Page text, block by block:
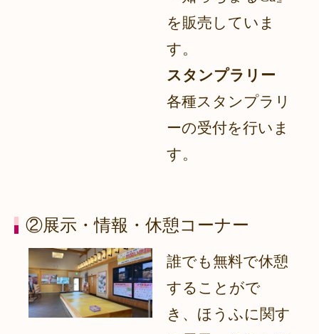
を販売していま
す。
スタンプラリー
各種スタンプラリ
ーの受付を行いま
す。
②展示・情報・休憩コーナー
誰でも無料で休憩
することがで
き、ほうふに関す